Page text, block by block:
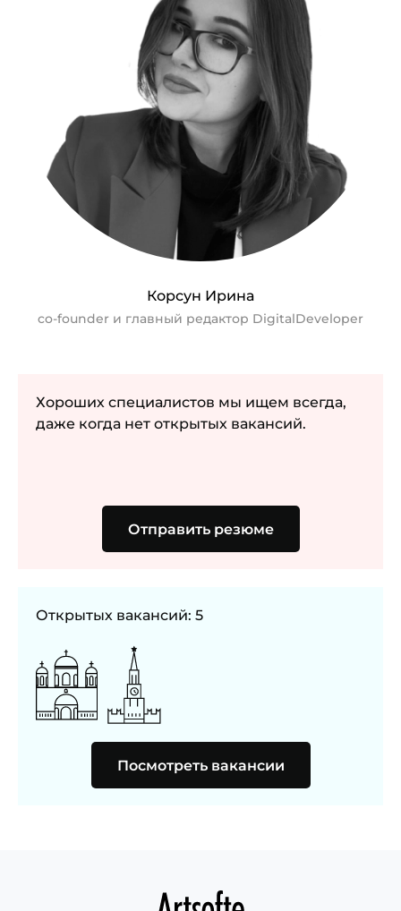
Корсун Ирина
co-founder и главный редактор DigitalDeveloper
Хороших специалистов мы ищем всегда,
даже когда нет открытых вакансий.
Отправить резюме
Открытых вакансий: 5
Посмотреть вакансии